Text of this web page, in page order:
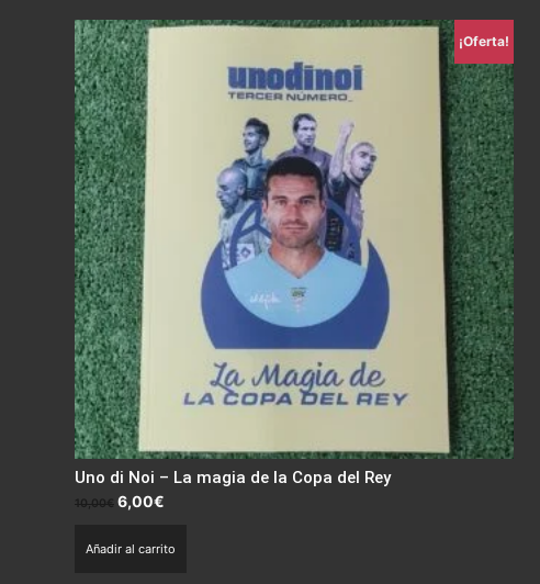
¡Oferta!
Uno di Noi – La magia de la Copa del Rey
10,00€ El
original
6,00€
actual
Añadir al carrito